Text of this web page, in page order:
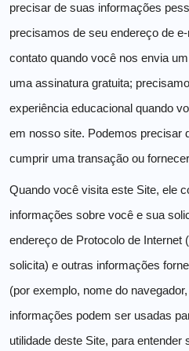
precisar de suas informações
precisamos de seu endereço de
contato quando você nos envia
uma assinatura gratuita;
experiência educacional quando
em nosso site. Podemos precisar
cumprir uma transação ou
Quando você visita este Site, ele
informações sobre você e sua
endereço de Protocolo de Internet
solicita) e outras informações
(por exemplo, nome do
informações podem ser usadas
utilidade deste Site, para entender